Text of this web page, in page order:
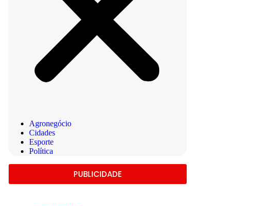
Agronegócio
Cidades
Esporte
Política
PUBLICIDADE